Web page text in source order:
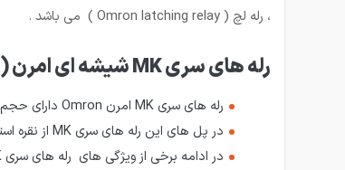
، رله لچ ( Omron latching relay ) می باشد .
رله های سری MK شیشه ای امرن (Omron MK)
رله های سری MK امرن Omron دارای حجم کمی هستند؛ و علیرغم حجم کمشان قابلیت تحمل جریان های بالا را دارند.
در پل های این رله های سری MK از نقره استفاده شده است که باعث شده آن ها از طول عمر بالایی برخوردار باشند .
در ادامه برخی از ویژگی های رله های سری MK امرن Omron را بررسی می کنیم: